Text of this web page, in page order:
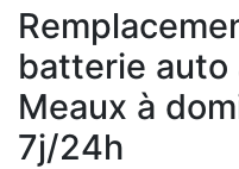
batterie auto
Meaux à
7j/24h